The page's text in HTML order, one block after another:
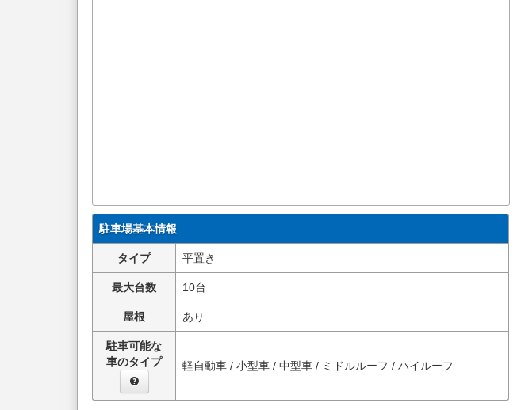
駐車場基本情報
タイプ 平置き
最大台数 10台
屋根 あり
駐車可能な
車のタイプ
軽自動車 / 小型車 / 中型車 / ミドルルーフ / ハイルーフ